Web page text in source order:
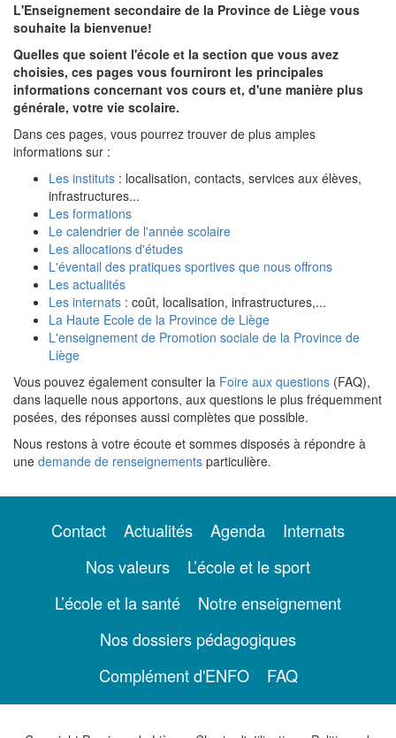
L'Enseignement secondaire de la Province de Liège vous
souhaite la bienvenue!
Quelles que soient l'école et la section que vous avez
choisies, ces pages vous fourniront les principales
informations concernant vos cours et, d'une manière plus
générale, votre vie scolaire.
Dans ces pages, vous pourrez trouver de plus amples
informations sur :
Les instituts : localisation, contacts, services aux élèves,
infrastructures...
Les formations
Le calendrier de l'année scolaire
Les allocations d'études
L'éventail des pratiques sportives que nous offrons
Les actualités
Les internats : coût, localisation, infrastructures,...
La Haute Ecole de la Province de Liège
L'enseignement de Promotion sociale de la Province de
Liège
Vous pouvez également consulter la Foire aux questions (FAQ),
dans laquelle nous apportons, aux questions le plus fréquemment
posées, des réponses aussi complètes que possible.
Nous restons à votre écoute et sommes disposés à répondre à
une demande de renseignements particulière.
Contact Actualités Agenda
Internats
Nos valeurs
L’école et le sport
L’école et la santé
Notre enseignement
Nos dossiers pédagogiques
Complément d'ENFO
FAQ